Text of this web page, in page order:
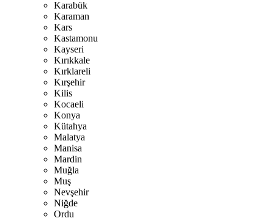
Karabük
Karaman
Kars
Kastamonu
Kayseri
Kırıkkale
Kırklareli
Kırşehir
Kilis
Kocaeli
Konya
Kütahya
Malatya
Manisa
Mardin
Muğla
Muş
Nevşehir
Niğde
Ordu